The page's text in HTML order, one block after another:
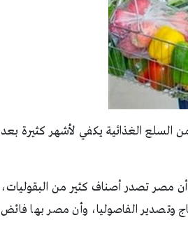
الغذائية يكفي لأشهر كثيرة بعد
أن مصر تصدر أصناف كثير من البقوليات،
وتصدير الفاصوليا، وأن مصر بها فائض